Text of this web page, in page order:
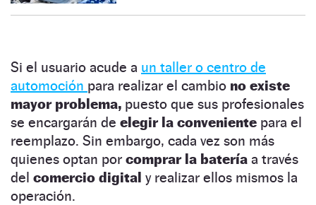
Si el usuario acude a un taller o centro de
automoción para realizar el cambio no existe
mayor problema, puesto que sus profesionales
se encargarán de elegir la conveniente para el
reemplazo. Sin embargo, cada vez son más
quienes optan por comprar la batería a través
del comercio digital y realizar ellos mismos la
operación.